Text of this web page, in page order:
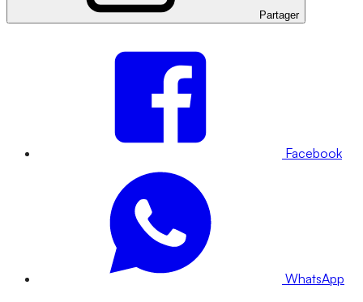
Partager
Facebook
WhatsApp